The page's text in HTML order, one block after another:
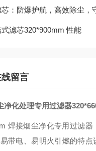
：防爆护航，高效除尘，守护
滤芯320*900mm 性能
留言
净化处理专用过滤器
焊接烟尘净化专用过滤器
带电、易明火引燃的特点